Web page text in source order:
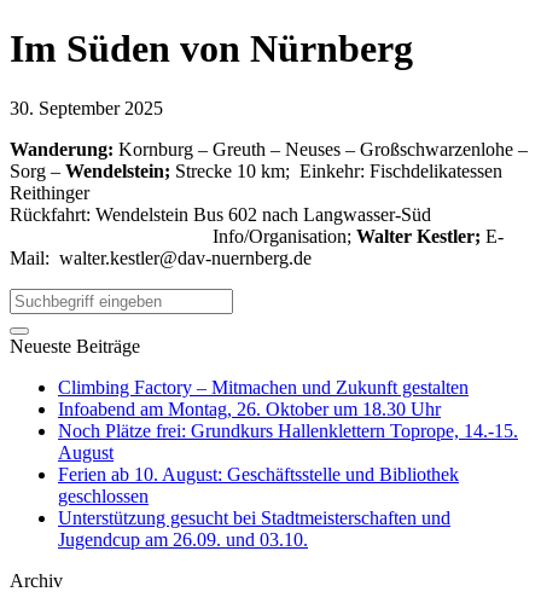
Im Süden von Nürnberg
30. September 2025
Wanderung: Kornburg – Greuth – Neuses – Großschwarzenlohe –
Sorg – Wendelstein; Strecke 10 km; Einkehr: Fischdelikatessen
Reithinger
Rückfahrt: Wendelstein Bus 602 nach Langwasser-Süd
Info/Organisation; Walter Kestler; E-
Mail: walter.kestler@dav-nuernberg.de
Neueste Beiträge
Climbing Factory – Mitmachen und Zukunft gestalten
Infoabend am Montag, 26. Oktober um 18.30 Uhr
Noch Plätze frei: Grundkurs Hallenklettern Toprope, 14.-15.
August
Ferien ab 10. August: Geschäftsstelle und Bibliothek
geschlossen
Unterstützung gesucht bei Stadtmeisterschaften und
Jugendcup am 26.09. und 03.10.
Archiv